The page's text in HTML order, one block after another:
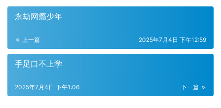
永劫网瘾少年
上一篇 2025年7月4日 下午12:59
手足口不上学
下一篇
2025年7月4日 下午1:06